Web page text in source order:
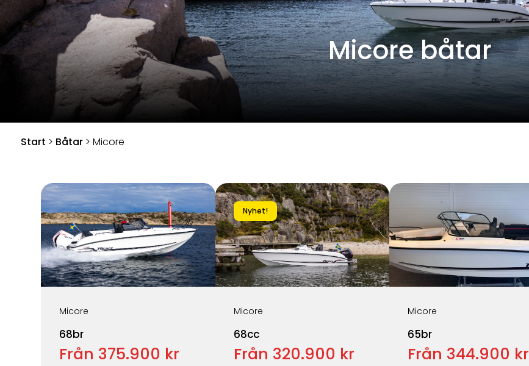
Micore båtar
Start > Båtar> Micore
Micore
68br
Från 375.900 kr
Nyhet!
Micore
68cc
Från 320.900 kr
Micore
65br
Från 344.900 kr